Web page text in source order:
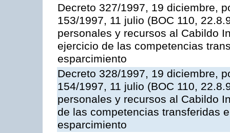
Decreto 327/1997, 19 diciembre,
153/1997, 11 julio (BOC 110,
personales y recursos al Cabildo
ejercicio de las competencias
esparcimiento
Decreto 328/1997, 19 diciembre,
154/1997, 11 julio (BOC 110,
personales y recursos al Cabildo
de las competencias transferidas
esparcimiento